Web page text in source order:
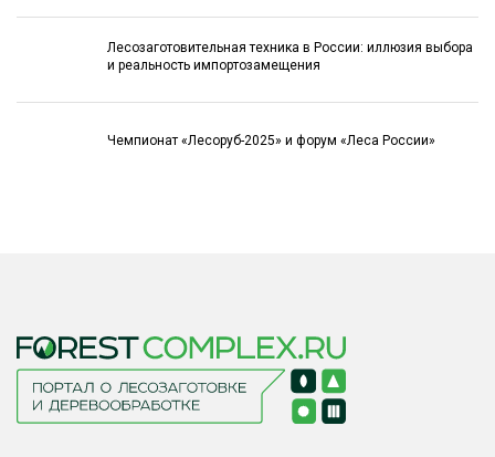
Лесозаготовительная техника в России: иллюзия выбора
и реальность импортозамещения
Чемпионат «Лесоруб-2025» и форум «Леса России»